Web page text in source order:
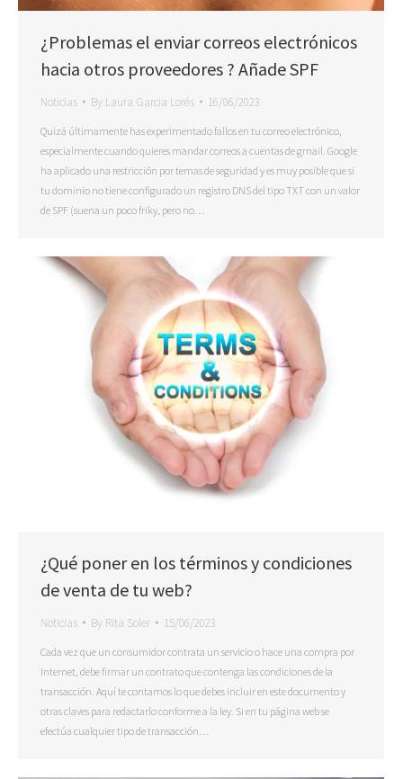
¿Problemas el enviar correos electrónicos
hacia otros proveedores ? Añade SPF
Noticias By Laura Garcia Lorés 16/06/2023
Quizá últimamente has experimentado fallos en tu correo electrónico,
especialmente cuando quieres mandar correos a cuentas de gmail. Google
ha aplicado una restricción por temas de seguridad y es muy posible que si
tu dominio no tiene configurado un registro DNS del tipo TXT con un valor
de SPF (suena un poco friky, pero no…
¿Qué poner en los términos y condiciones
de venta de tu web?
Noticias By Rita Soler 15/06/2023
Cada vez que un consumidor contrata un servicio o hace una compra por
Internet, debe firmar un contrato que contenga las condiciones de la
transacción. Aquí te contamos lo que debes incluir en este documento y
otras claves para redactarlo conforme a la ley. Si en tu página web se
efectúa cualquier tipo de transacción…